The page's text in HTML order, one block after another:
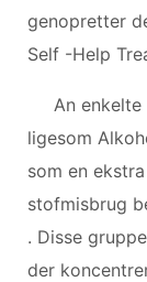
genopretter
Self -Help
An
ligesom
som en
stofmisbrug
. Disse
der